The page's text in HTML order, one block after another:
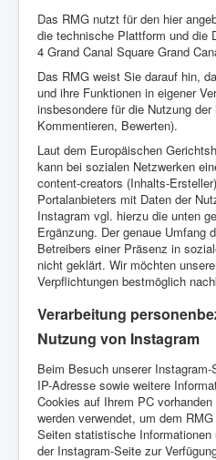
Das RMG nutzt für den hier
die technische Plattform und die
4 Grand Canal Square Grand
Das RMG weist Sie darauf hin,
und ihre Funktionen in eigener
insbesondere für die Nutzung
Kommentieren, Bewerten).
Laut dem Europäischen
kann bei sozialen Netzwerken
content-creators (Inhalts-
Portalanbieters mit Daten der
Instagram vgl. hierzu die unten
Ergänzung. Der genaue Umfang
Betreibers einer Präsenz in
nicht geklärt. Wir möchten
Verpflichtungen bestmöglich
Verarbeitung
Nutzung von Instagram
Beim Besuch unserer
IP-Adresse sowie weitere
Cookies auf Ihrem PC
werden verwendet, um dem
Seiten statistische Informationen
der Instagram-Seite zur